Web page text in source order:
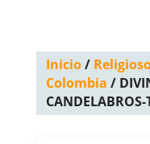
Inicio/
Colombia /
CANDELABROS-